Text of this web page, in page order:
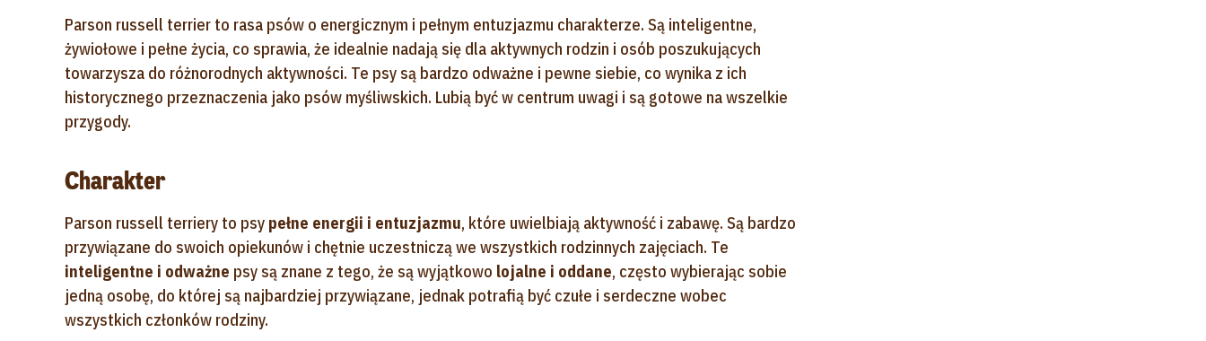
Parson russell terrier to rasa psów o energicznym i pełnym entuzjazmu charakterze. Są inteligentne,
żywiołowe i pełne życia, co sprawia, że idealnie nadają się dla aktywnych rodzin i osób poszukujących
towarzysza do różnorodnych aktywności. Te psy są bardzo odważne i pewne siebie, co wynika z ich
historycznego przeznaczenia jako psów myśliwskich. Lubią być w centrum uwagi i są gotowe na wszelkie
przygody.
Charakter
Parson russell terriery to psy pełne energii i entuzjazmu, które uwielbiają aktywność i zabawę. Są bardzo
przywiązane do swoich opiekunów i chętnie uczestniczą we wszystkich rodzinnych zajęciach. Te
inteligentne i odważne psy są znane z tego, że są wyjątkowo lojalne i oddane, często wybierając sobie
jedną osobę, do której są najbardziej przywiązane, jednak potrafią być czułe i serdeczne wobec
wszystkich członków rodziny.